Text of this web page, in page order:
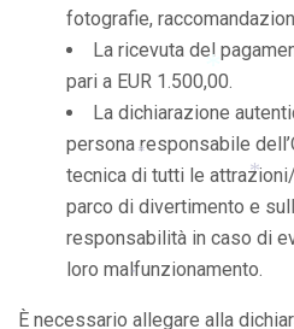
fotografie,
La ricevuta del
pari a EUR 1.500,00.
La dichiarazione
persona responsabile
tecnica di tutti le
parco di divertimento e
responsabilità in caso di
loro malfunzionamento.
È necessario allegare alla
*
*
*